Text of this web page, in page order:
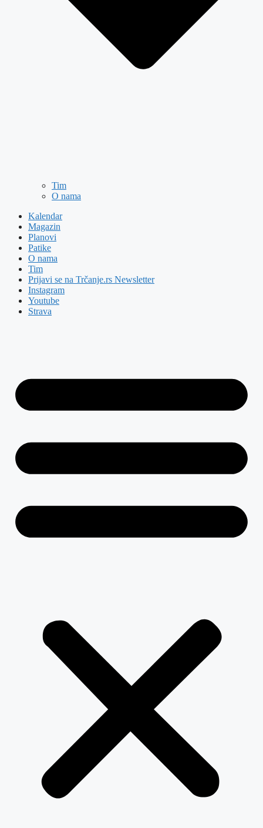
Tim
O nama
Kalendar
Magazin
Planovi
Patike
O nama
Tim
Prijavi se na Trčanje.rs Newsletter
Instagram
Youtube
Strava